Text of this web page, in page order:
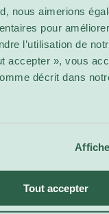
nous aimerions
pour
l’utilisation de
accepter », vous
décrit dans
Tout accepter
historique